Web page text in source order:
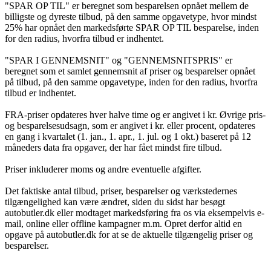
"SPAR OP TIL" er beregnet som besparelsen opnået mellem de
billigste og dyreste tilbud, på den samme opgavetype, hvor mindst
25% har opnået den markedsførte SPAR OP TIL besparelse, inden
for den radius, hvorfra tilbud er indhentet.
"SPAR I GENNEMSNIT" og "GENNEMSNITSPRIS" er
beregnet som et samlet gennemsnit af priser og besparelser opnået
på tilbud, på den samme opgavetype, inden for den radius, hvorfra
tilbud er indhentet.
FRA-priser opdateres hver halve time og er angivet i kr. Øvrige pris-
og besparelsesudsagn, som er angivet i kr. eller procent, opdateres
en gang i kvartalet (1. jan., 1. apr., 1. jul. og 1 okt.) baseret på 12
måneders data fra opgaver, der har fået mindst fire tilbud.
Priser inkluderer moms og andre eventuelle afgifter.
Det faktiske antal tilbud, priser, besparelser og værkstedernes
tilgængelighed kan være ændret, siden du sidst har besøgt
autobutler.dk eller modtaget markedsføring fra os via eksempelvis e-
mail, online eller offline kampagner m.m. Opret derfor altid en
opgave på autobutler.dk for at se de aktuelle tilgængelig priser og
besparelser.